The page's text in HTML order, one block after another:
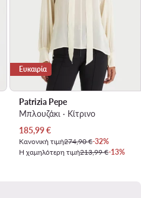
Ευκαιρία
Patrizia Pepe
Μπλουζάκι · Κίτρινο
Τρέχουσα τιμή
185,99€
Κανονική τιμή274,90 €-32%
Η χαμηλότερη τιμή213,99 €-13%